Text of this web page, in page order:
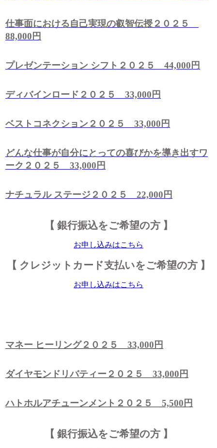
仕事面における自己実現の叡智伝授２０２５
88,000円
プレゼンテーション シフト２０２５ 44,000円
ディバインロード２０２５ 33,000円
ベストコネクション２０２５ 33,000円
どんな仕事が自分にとっての喜びかを導き出すワ
ーク２０２５ 33,000円
ナチュラル ステージ２０２５ 22,000円
【 銀行振込をご希望の方 】
お申し込みはこちら
【 クレジットカード支払いをご希望の方 】
お申し込みはこちら
マネー ヒーリング２０２５ 33,000円
ダイヤモンドリバティー２０２５ 33,000円
ハトホルアチューンメント２０２５ 5,500円
【 銀行振込をご希望の方 】